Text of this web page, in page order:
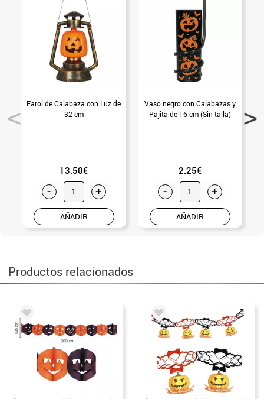
Farol de Calabaza con Luz de
32 cm
13.50€
- +
AÑADIR
Vaso negro con Calabazas y
Pajita de 16 cm (Sin talla)
2.25€
- +
AÑADIR
Productos relacionados